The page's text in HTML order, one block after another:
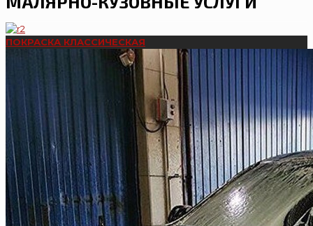
ПОКРАСКА КЛАССИЧЕСКАЯ